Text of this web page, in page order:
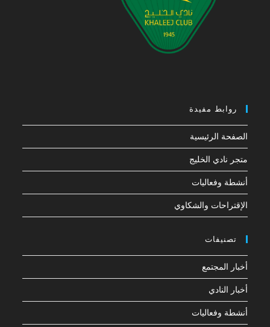
روابط مفيدة
الصفحة الرئيسية
متجر نادي الخليج
أنشطة وفعاليات
الإقتراحات والشكاوي
تصنيفات
أخبار المجتمع
أخبار النادي
أنشطة وفعاليات